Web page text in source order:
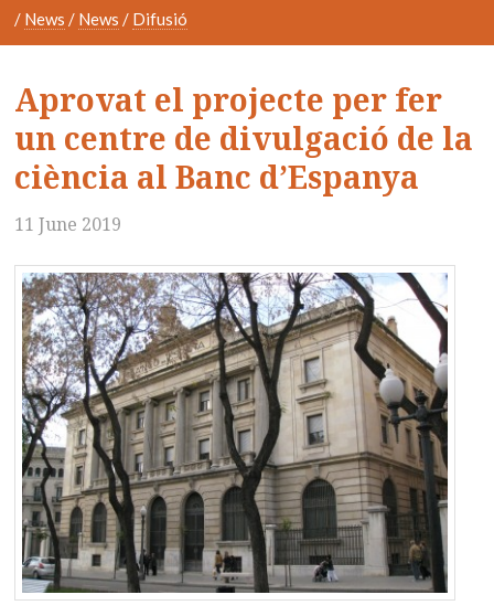
/ News / News / Difusió
Aprovat el projecte per fer
un centre de divulgació de la
ciència al Banc d’Espanya
11 June 2019